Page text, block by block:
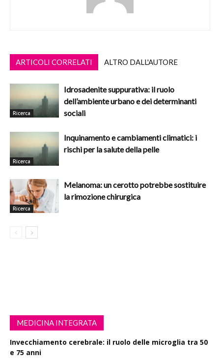
ARTICOLI CORRELATI ALTRO DALL'AUTORE
Ricerca
Idrosadenite suppurativa: il ruolo
dell’ambiente urbano e dei determinanti
sociali
Ricerca
Inquinamento e cambiamenti climatici: i
rischi per la salute della pelle
Ricerca
Melanoma: un cerotto potrebbe sostituire
la rimozione chirurgica
MEDICINA INTEGRATA
Invecchiamento cerebrale: il ruolo delle microglia tra 50
e 75 anni